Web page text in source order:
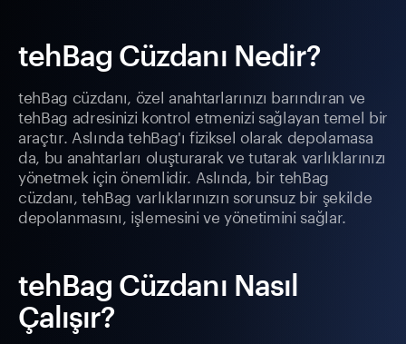
tehBag Cüzdanı Nedir?
tehBag cüzdanı, özel anahtarlarınızı barındıran ve
tehBag adresinizi kontrol etmenizi sağlayan temel bir
araçtır. Aslında tehBag'ı fiziksel olarak depolamasa
da, bu anahtarları oluşturarak ve tutarak varlıklarınızı
yönetmek için önemlidir. Aslında, bir tehBag
cüzdanı, tehBag varlıklarınızın sorunsuz bir şekilde
depolanmasını, işlemesini ve yönetimini sağlar.
tehBag Cüzdanı Nasıl
Çalışır?